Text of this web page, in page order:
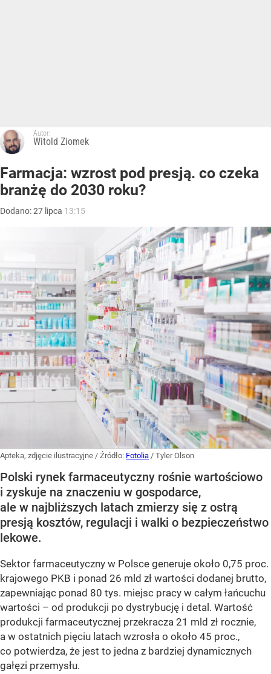
Autor:
Witold Ziomek
Farmacja: wzrost pod presją. co czeka
branżę do 2030 roku?
Dodano:27 lipca 13:15
Apteka, zdjęcie ilustracyjne / Źródło: Fotolia / Tyler Olson
Polski rynek farmaceutyczny rośnie wartościowo
i zyskuje na znaczeniu w gospodarce,
ale w najbliższych latach zmierzy się z ostrą
presją kosztów, regulacji i walki o bezpieczeństwo
lekowe.
Sektor farmaceutyczny w Polsce generuje około 0,75 proc.
krajowego PKB i ponad 26 mld zł wartości dodanej brutto,
zapewniając ponad 80 tys. miejsc pracy w całym łańcuchu
wartości – od produkcji po dystrybucję i detal. Wartość
produkcji farmaceutycznej przekracza 21 mld zł rocznie,
a w ostatnich pięciu latach wzrosła o około 45 proc.,
co potwierdza, że jest to jedna z bardziej dynamicznych
gałęzi przemysłu.